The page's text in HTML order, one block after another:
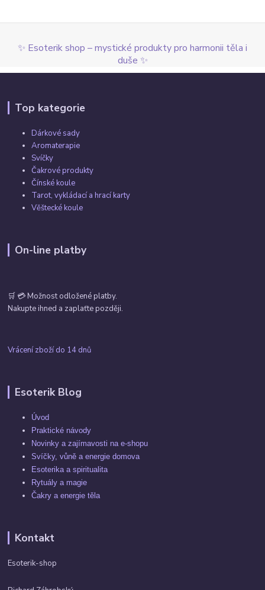
✨ Esoterik shop – mystické produkty pro harmonii těla i
duše ✨
Top kategorie
Dárkové sady
Aromaterapie
Svíčky
Čakrové produkty
Čínské koule
Tarot, vykládací a hrací karty
Věštecké koule
On-line platby
🛒 💳 Možnost odložené platby.
Nakupte ihned a zaplaťte později.
Vrácení zboží do 14 dnů
Esoterik Blog
Úvod
Praktické návody
Novinky a zajímavosti na e-shopu
Svíčky, vůně a energie domova
Esoterika a spiritualita
Rytuály a magie
Čakry a energie těla
Kontakt
Esoterik-shop